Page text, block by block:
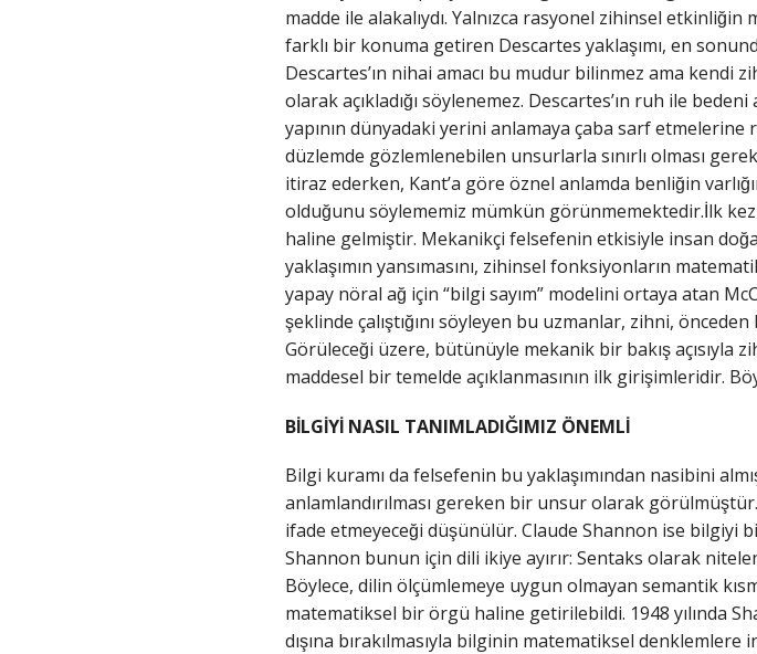
madde ile alakalıydı. Yalnızca rasyonel zihinsel
farklı bir konuma getiren Descartes yaklaşımı, en
Descartes’ın nihai amacı bu mudur bilinmez ama kendi
olarak açıkladığı söylenemez. Descartes’ın ruh ile
yapının dünyadaki yerini anlamaya çaba sarf
düzlemde gözlemlenebilen unsurlarla sınırlı olması
itiraz ederken, Kant’a göre öznel anlamda benliğin
olduğunu söylememiz mümkün görünmemektedir.İlk kez
haline gelmiştir. Mekanikçi felsefenin etkisiyle insan
yaklaşımın yansımasını, zihinsel fonksiyonların
yapay nöral ağ için “bilgi sayım” modelini ortaya atan
şeklinde çalıştığını söyleyen bu uzmanlar, zihni,
Görüleceği üzere, bütünüyle mekanik bir bakış açısıyla
maddesel bir temelde açıklanmasının ilk girişimleridir.
BİLGİYİ NASIL TANIMLADIĞIMIZ ÖNEMLİ
Bilgi kuramı da felsefenin bu yaklaşımından nasibini
anlamlandırılması gereken bir unsur olarak
ifade etmeyeceği düşünülür. Claude Shannon ise bilgiyi
Shannon bunun için dili ikiye ayırır: Sentaks olarak
Böylece, dilin ölçümlemeye uygun olmayan semantik
matematiksel bir örgü haline getirilebildi. 1948 yılında
dışına bırakılmasıyla bilginin matematiksel